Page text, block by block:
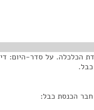
הכלכלה. על סדר-היום:
הכנסת כבל: